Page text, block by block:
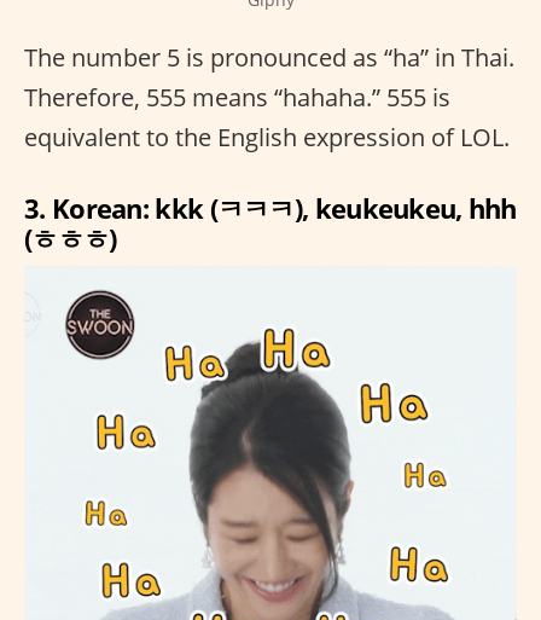
The number 5 is pronounced as “ha” in Thai.
Therefore, 555 means “hahaha.” 555 is
equivalent to the English expression of LOL.
3. Korean: kkk (ㅋㅋㅋ), keukeukeu, hhh
(ㅎㅎㅎ)